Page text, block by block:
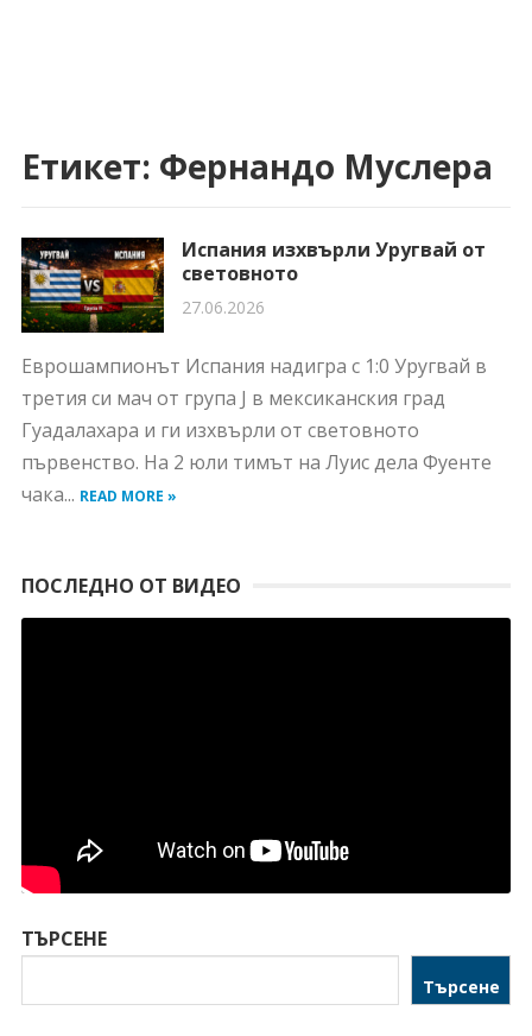
Етикет: Фернандо Муслера
Испания изхвърли Уругвай от
световното
27.06.2026
Еврошампионът Испания надигра с 1:0 Уругвай в
третия си мач от група J в мексиканския град
Гуадалахара и ги изхвърли от световното
първенство. На 2 юли тимът на Луис дела Фуенте
чака... READ MORE »
ПОСЛЕДНО ОТ ВИДЕО
ТЪРСЕНЕ
Търсене